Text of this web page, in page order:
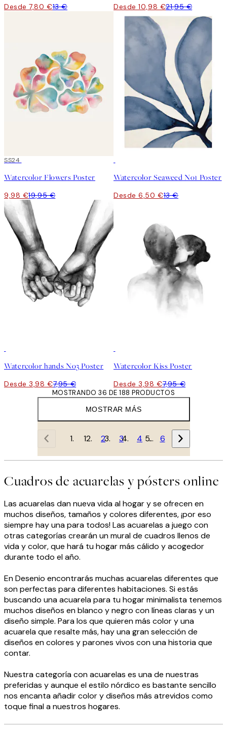
Desde 7,80 €13 € Desde 10,98 €21,95 €
50%*
SS24
Watercolor Flowers Poster
9,98 €19,95 €
Watercolor Seaweed No1 Poster
Desde 6,50 €13 €
Watercolor hands No3 Poster
Desde 3,98 €7,95 €
Watercolor Kiss Poster
Desde 3,98 €7,95 €
MOSTRAR MÁS
MOSTRANDO 36 DE 188 PRODUCTOS
1 2 3 4 … 6
Cuadros de acuarelas y pósters online
Las acuarelas dan nueva vida al hogar y se ofrecen en
muchos diseños, tamaños y colores diferentes, ¡por eso
siempre hay una para todos! Las acuarelas a juego con
otras categorías crearán un mural de cuadros llenos de
vida y color, que hará tu hogar más cálido y acogedor
durante todo el año.
En Desenio encontrarás muchas acuarelas diferentes que
son perfectas para diferentes habitaciones. Si estás
buscando una acuarela para tu hogar minimalista tenemos
muchos diseños en blanco y negro con líneas claras y un
diseño simple. Para los que quieren más color y una
acuarela que resalte más, hay una gran selección de
diseños en colores y parones vivos con una historia que
contar.
Nuestra categoría con acuarelas es una de nuestras
preferidas y aunque el estilo nórdico es bastante sencillo
nos encanta añadir color y diseños más atrevidos como
toque final a nuestros hogares.